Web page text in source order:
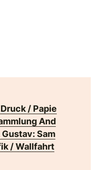
/ Papie
And
Sam
/ Wallfahrt